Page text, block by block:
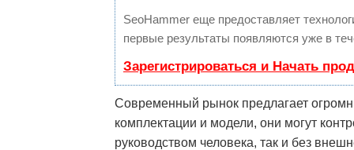
SeoHammer еще предоставляет
первые результаты появляются уже в
Зарегистрироваться и Начать
Современный рынок предлагает
комплектации и модели, они могут
руководством человека, так и без